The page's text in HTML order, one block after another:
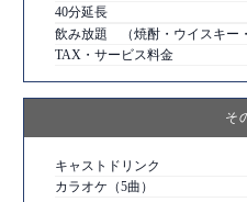
40分延長
飲み放題 （焼酎・ウイスキー
TAX・サービス料金
そ
キャストドリンク
カラオケ（5曲）